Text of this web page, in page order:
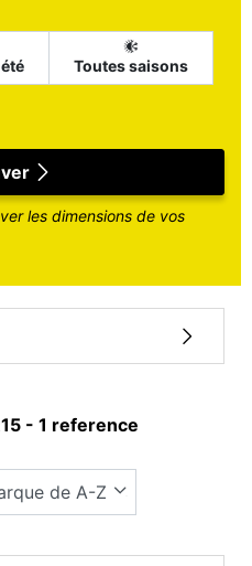
Toutes saisons
les dimensions de vos
- 1 reference